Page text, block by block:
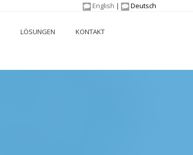
English Deutsch
LÖSUNGEN KONTAKT